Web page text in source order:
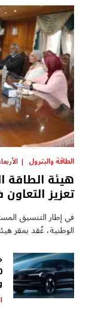
الطاقة والبترول الأربعاء، 5 أغسطس
هيئة الطاقة
تعزيز
في إطار التنسيق
الوطنية، عُقد بمقر